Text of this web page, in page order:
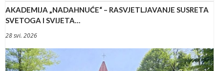
AKADEMIJA „NADAHNUĆE“ – RASVJETLJAVANJE SUSRETA
SVETOGA I SVIJETA…
28 svi. 2026